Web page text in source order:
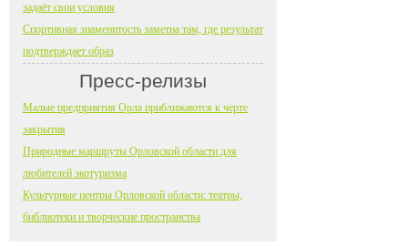
задаёт свои условия
Спортивная знаменитость заметна там, где результат
подтверждает образ
Пресс-релизы
Малые предприятия Орла приближаются к черте
закрытия
Природные маршруты Орловской области для
любителей экотуризма
Культурные центры Орловской области: театры,
библиотеки и творческие пространства